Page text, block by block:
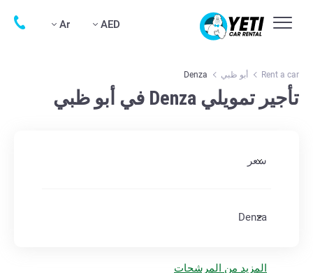
AED
Ar
Rent a car أبو ظبي Denza
تأجير تمويلي Denza في أبو ظبي
سعر
Denza
المزيد من المرشحات